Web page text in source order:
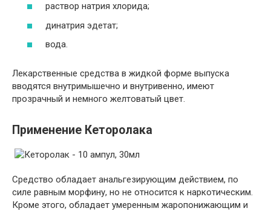
раствор натрия хлорида;
динатрия эдетат;
вода.
Лекарственные средства в жидкой форме выпуска
вводятся внутримышечно и внутривенно, имеют
прозрачный и немного желтоватый цвет.
Применение Кеторолака
Средство обладает анальгезирующим действием, по
силе равным морфину, но не относится к наркотическим.
Кроме этого, обладает умеренным жаропонижающим и